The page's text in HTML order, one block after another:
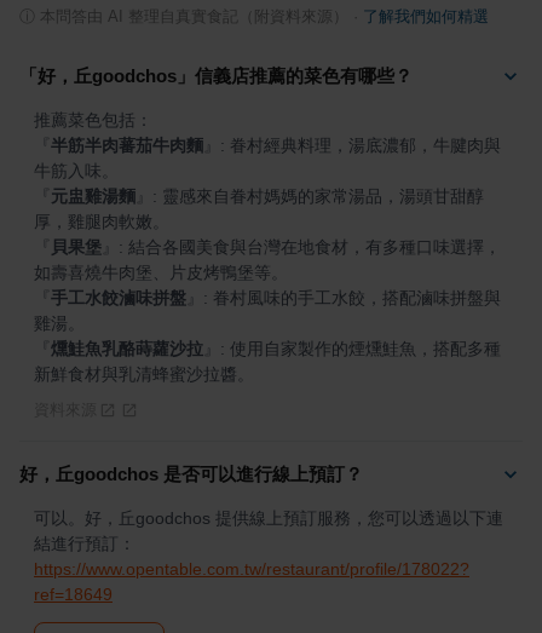
本問答由 AI 整理自真實食記（附資料來源） 了解我們如何精選
「好，丘goodchos」信義店推薦的菜色有哪些？
半筋半肉蕃茄牛肉麵
: 眷村經典料理，湯底濃郁，牛腱肉與
元盅雞湯麵
: 靈感來自眷村媽媽的家常湯品，湯頭甘甜醇
貝果堡
: 結合各國美食與台灣在地食材，有多種口味選擇，
手工水餃滷味拼盤
: 眷村風味的手工水餃，搭配滷味拼盤與
燻鮭魚乳酪蒔蘿沙拉
: 使用自家製作的煙燻鮭魚，搭配多種
新鮮食材與乳清蜂蜜沙拉醬。
好，丘goodchos 是否可以進行線上預訂？
可以。好，丘goodchos 提供線上預訂服務，您可以透過以下連
結進行預訂：
https://www.opentable.com.tw/restaurant/profile/178022?
ref=18649